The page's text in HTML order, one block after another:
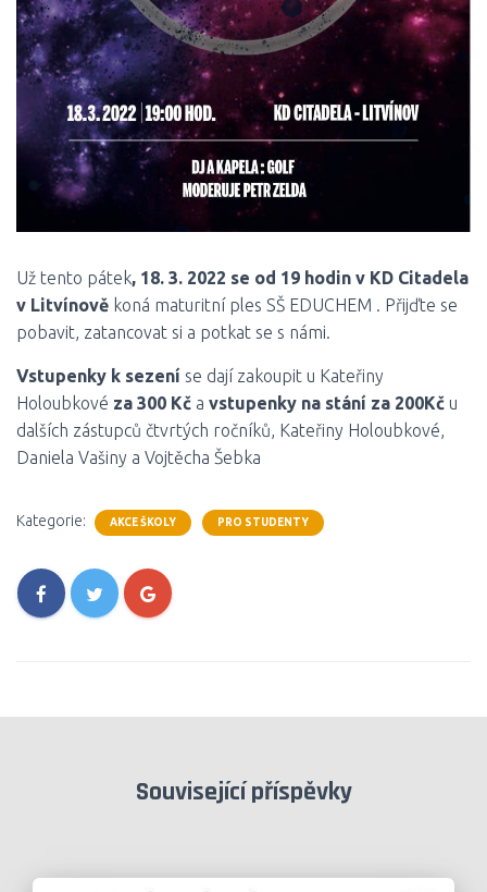
Už tento pátek, 18. 3. 2022 se od 19 hodin v KD Citadela
v Litvínově koná maturitní ples SŠ EDUCHEM . Přijďte se
pobavit, zatancovat si a potkat se s námi.
Vstupenky k sezení se dají zakoupit u Kateřiny
Holoubkové za 300 Kč a vstupenky na stání za 200Kč u
dalších zástupců čtvrtých ročníků, Kateřiny Holoubkové,
Daniela Vašiny a Vojtěcha Šebka
Kategorie: AKCE ŠKOLY PRO STUDENTY
Související příspěvky